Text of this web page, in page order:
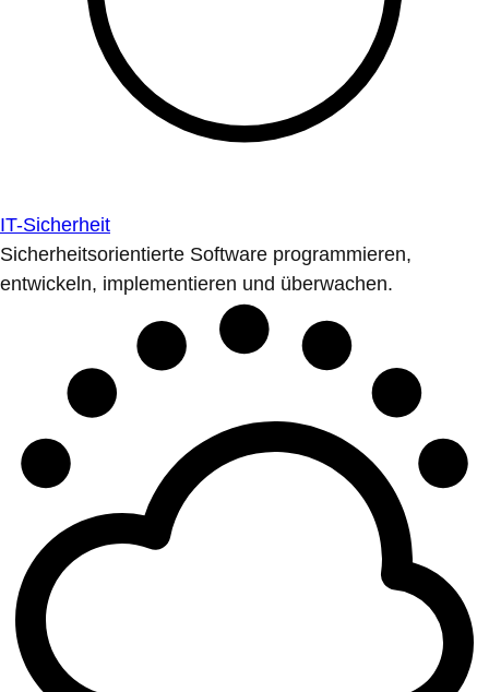
IT-Sicherheit
Sicherheitsorientierte Software programmieren,
entwickeln, implementieren und überwachen.